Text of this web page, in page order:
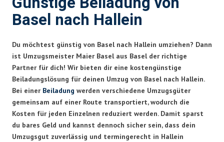
Basel nach Hallein
Du möchtest günstig von Basel nach Hallein umziehen? Dann
ist Umzugsmeister Maier Basel aus Basel der richtige
Partner für dich! Wir bieten dir eine kostengünstige
Beiladungslösung für deinen Umzug von Basel nach Hallein.
Bei einer Beiladung werden verschiedene Umzugsgüter
gemeinsam auf einer Route transportiert, wodurch die
Kosten für jeden Einzelnen reduziert werden. Damit sparst
du bares Geld und kannst dennoch sicher sein, dass dein
Umzugsgut zuverlässig und termingerecht in Hallein